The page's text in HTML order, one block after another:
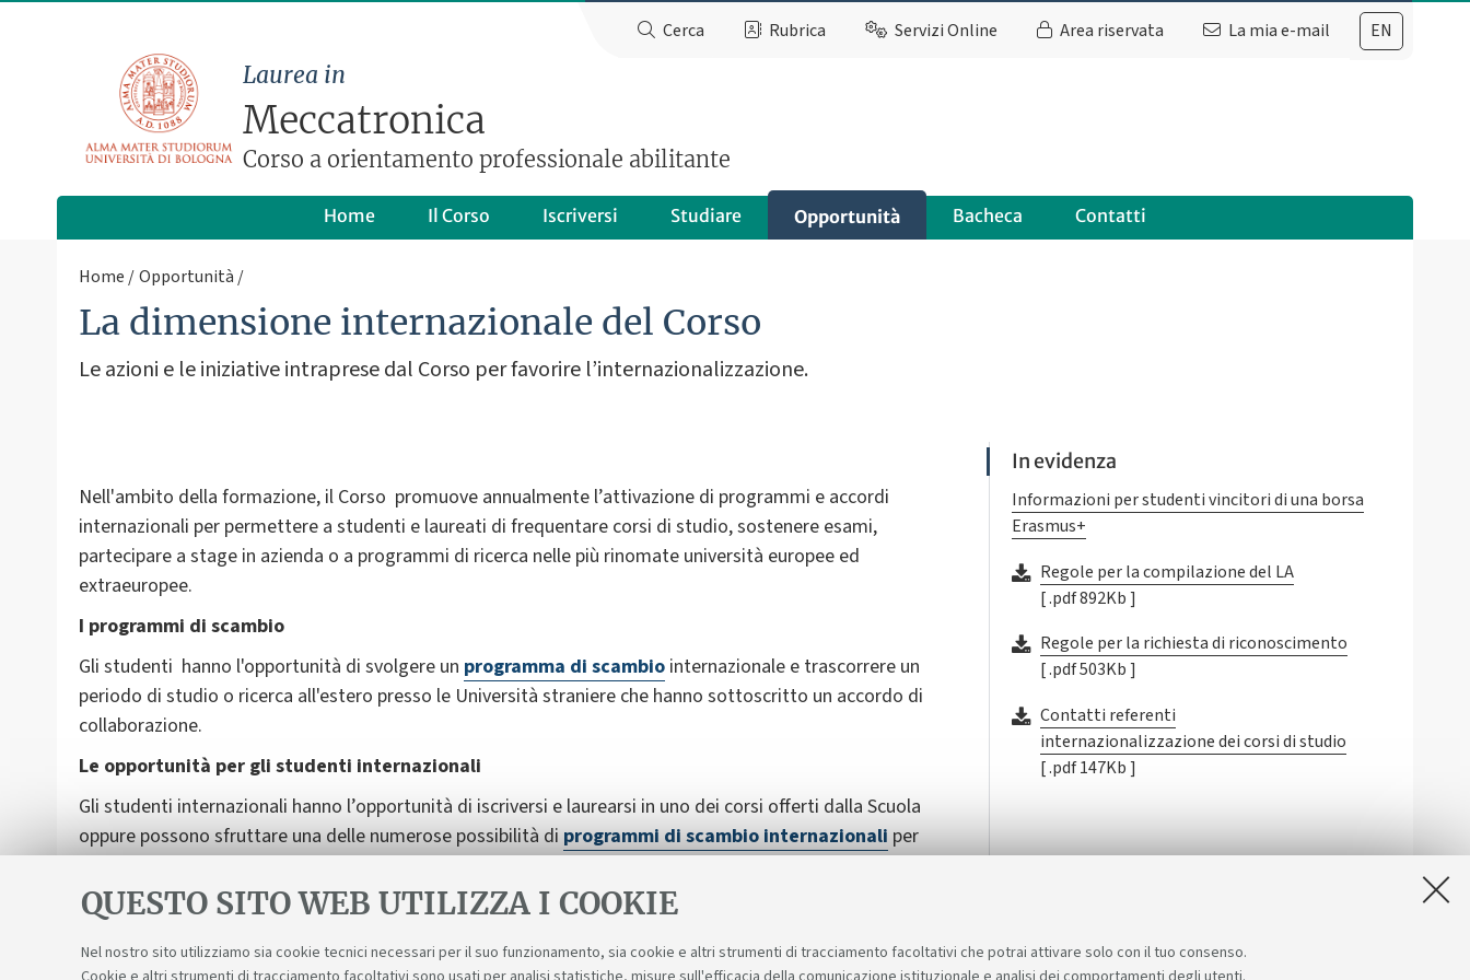
QUESTO SITO WEB UTILIZZA I COOKIE
Nel nostro sito utilizziamo sia cookie tecnici necessari per il suo funzionamento, sia cookie e altri strumenti di tracciamento facoltativi che potrai attivare solo con il tuo consenso.
EN
Cerca Rubrica Servizi Online Area riservata La mia e-mail
Laurea in
Meccatronica
Corso a orientamento professionale abilitante
Home Il Corso Iscriversi Studiare Opportunità Bacheca Contatti
Home Opportunità
La dimensione internazionale del Corso
Le azioni e le iniziative intraprese dal Corso per favorire l’internazionalizzazione.
Nell'ambito della formazione, il Corso promuove annualmente l’attivazione di programmi e accordi
internazionali per permettere a studenti e laureati di frequentare corsi di studio, sostenere esami,
partecipare a stage in azienda o a programmi di ricerca nelle più rinomate università europee ed
extraeuropee.
I programmi di scambio
Gli studenti hanno l'opportunità di svolgere un programma di scambio internazionale e trascorrere un
periodo di studio o ricerca all'estero presso le Università straniere che hanno sottoscritto un accordo di
collaborazione.
Le opportunità per gli studenti internazionali
Gli studenti internazionali hanno l’opportunità di iscriversi e laurearsi in uno dei corsi offerti dalla Scuola
oppure possono sfruttare una delle numerose possibilità di programmi di scambio internazionali per
orientamento degli studenti internazionali.
In evidenza
Informazioni per studenti vincitori di una borsa
Erasmus+
Regole per la compilazione del LA
[ .pdf 892Kb ]
Regole per la richiesta di riconoscimento
[ .pdf 503Kb ]
Contatti referenti
internazionalizzazione dei corsi di studio
[ .pdf 147Kb ]